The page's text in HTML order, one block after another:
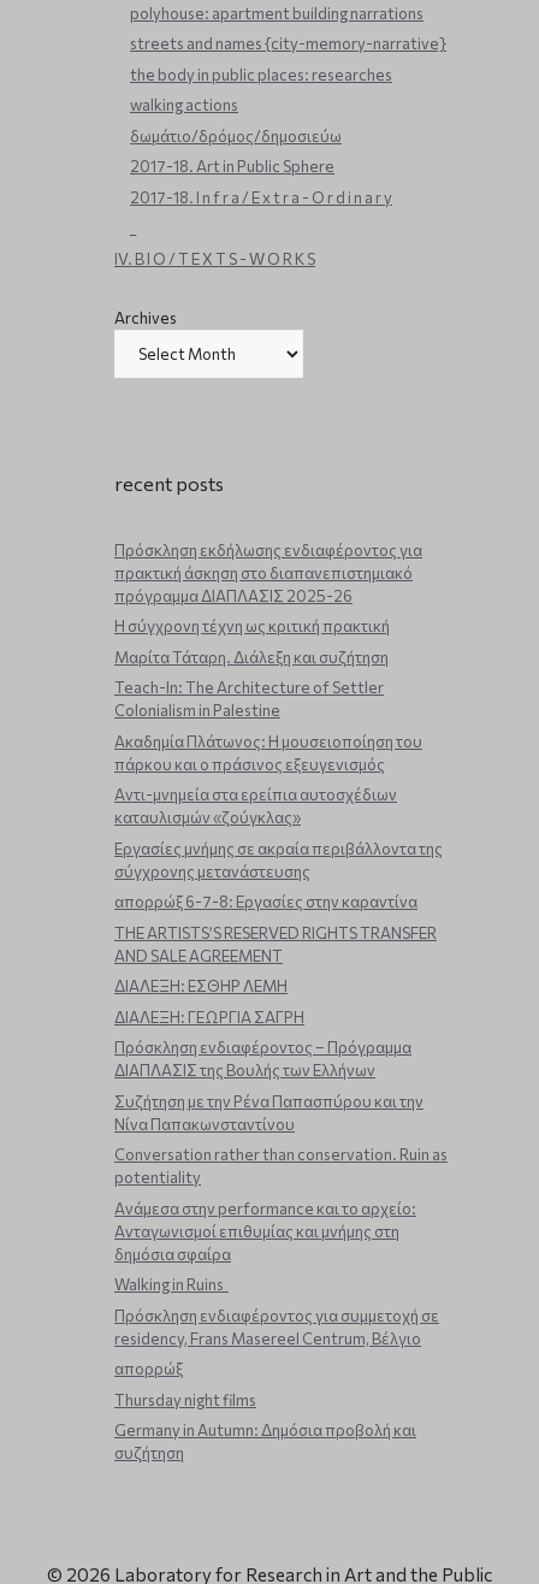
polyhouse: apartment building narrations
streets and names {city-memory-narrative}
the body in public places: researches
walking actions
δωμάτιο/δρόμος/δημοσιεύω
2017-18. Art in Public Sphere
2017-18. I n f r a / E x t r a - O r d i n a r y
IV. B I O / T E X T S - W O R K S
Archives
recent posts
Πρόσκληση εκδήλωσης ενδιαφέροντος για
πρακτική άσκηση στο διαπανεπιστημιακό
πρόγραμμα ΔΙΑΠΛΑΣΙΣ 2025-26
Η σύγχρονη τέχνη ως κριτική πρακτική
Μαρίτα Τάταρη. Διάλεξη και συζήτηση
Teach-In: The Architecture of Settler
Colonialism in Palestine
Ακαδημία Πλάτωνος: Η μουσειοποίηση του
πάρκου και ο πράσινος εξευγενισμός
Aντι-μνημεία στα ερείπια αυτοσχέδιων
καταυλισμών «ζούγκλας»
Εργασίες μνήμης σε ακραία περιβάλλοντα της
σύγχρονης μετανάστευσης
απορρώξ 6-7-8: Εργασίες στην καραντίνα
THE ARTISTS’S RESERVED RIGHTS TRANSFER
AND SALE AGREEMENT
ΔΙΑΛΕΞΗ: ΕΣΘΗΡ ΛΕΜΗ
ΔΙΑΛΕΞΗ: ΓΕΩΡΓΙΑ ΣΑΓΡΗ
Πρόσκληση ενδιαφέροντος – Πρόγραμμα
ΔΙΑΠΛΑΣΙΣ της Βουλής των Ελλήνων
Συζήτηση με την Ρένα Παπασπύρου και την
Νίνα Παπακωνσταντίνου
Conversation rather than conservation. Ruin as
potentiality
Ανάμεσα στην performance και το αρχείο:
Ανταγωνισμοί επιθυμίας και μνήμης στη
δημόσια σφαίρα
Walking in Ruins
Πρόσκληση ενδιαφέροντος για συμμετοχή σε
residency, Frans Masereel Centrum, Βέλγιο
απορρώξ
Thursday night films
Germany in Autumn: Δημόσια προβολή και
συζήτηση
© 2026 Laboratory for Research in Art and the Public